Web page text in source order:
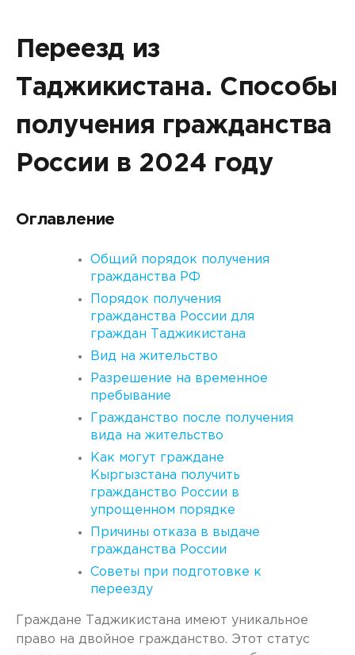
Переезд из
Таджикистана. Способы
получения гражданства
России в 2024 году
Оглавление
Общий порядок получения
гражданства РФ
Порядок получения
гражданства России для
граждан Таджикистана
Вид на жительство
Разрешение на временное
пребывание
Гражданство после получения
вида на жительство
Как могут граждане
Кыргызстана получить
гражданство России в
упрощенном порядке
Причины отказа в выдаче
гражданства России
Советы при подготовке к
переезду
Граждане Таджикистана имеют уникальное
право на двойное гражданство. Этот статус